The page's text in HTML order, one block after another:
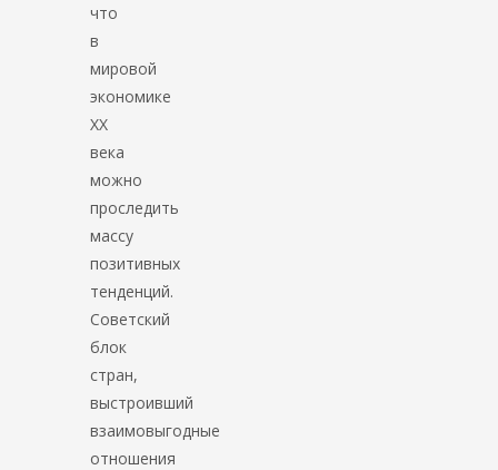
что
в
мировой
экономике
XX
века
можно
проследить
массу
позитивных
тенденций.
Советский
блок
стран,
выстроивший
взаимовыгодные
отношения